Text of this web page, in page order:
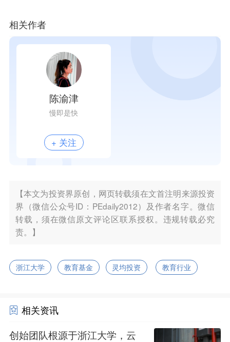
相关作者
陈渝津
慢即是快
+ 关注
【本文为投资界原创，网页转载须在文首注明来源投资
界（微信公众号ID：PEdaily2012）及作者名字。微信
转载，须在微信原文评论区联系授权。违规转载必究
责。】
浙江大学 教育基金 灵均投资 教育行业
相关资讯
创始团队根源于浙江大学，云